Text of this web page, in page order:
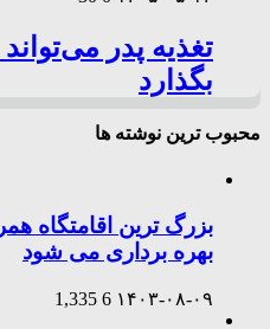
تغذیه پدر می‌تواند
بگذارد
محبوب ترین نوشته ها
بزرگ ترین اقامتگاه
بهره برداری می شود
۱۴۰۳-۰۸-۰۹ 6
1,335